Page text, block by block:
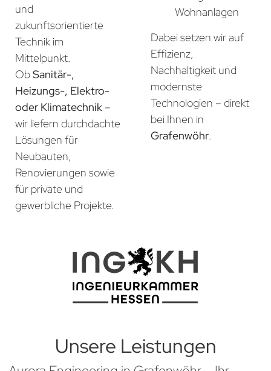
und
zukunftsorientierte
Technik im
Mittelpunkt.
ObSanitär-,
Heizungs-, Elektro-
oder Klimatechnik –
wir liefern durchdachte
Lösungen für
Neubauten,
Renovierungen sowie
für private und
gewerbliche Projekte.
Wohnanlagen
Dabei setzen wir auf
Effizienz,
Nachhaltigkeit und
modernste
Technologien – direkt
bei Ihnen in
Grafenwöhr.
Unsere Leistungen